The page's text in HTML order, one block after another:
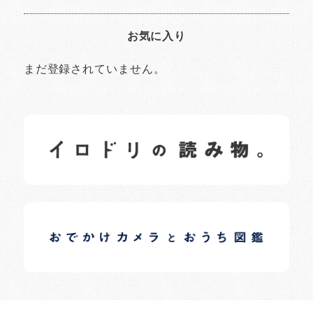
お気に入り
まだ登録されていません。
日常の様子など随時更新中です。
日常の様子など随時更新中です。